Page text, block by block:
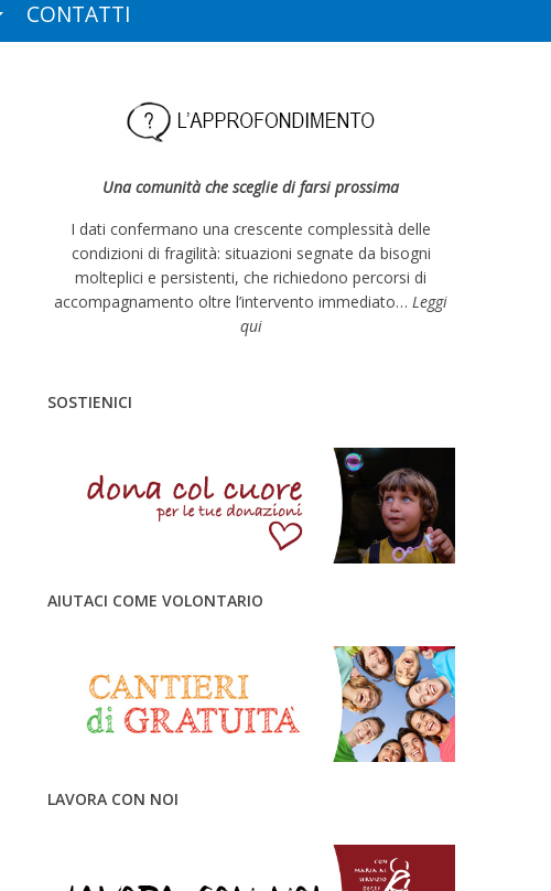
CONTATTI
Una comunità che sceglie di farsi prossima
I dati confermano una crescente complessità delle
condizioni di fragilità: situazioni segnate da bisogni
molteplici e persistenti, che richiedono percorsi di
accompagnamento oltre l’intervento immediato…Leggi
qui
SOSTIENICI
AIUTACI COME VOLONTARIO
LAVORA CON NOI